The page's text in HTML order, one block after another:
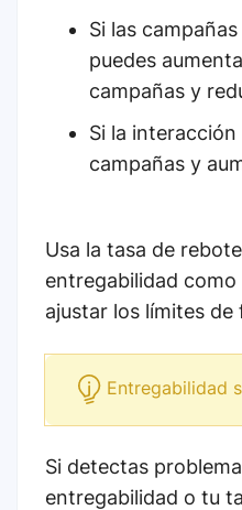
Si las
puedes
campañas y
Si la
campañas y
Usa la tasa de
entregabilidad
ajustar los límites de
Entregabilidad
Si detectas
entregabilidad o tu